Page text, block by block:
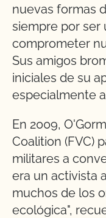
nuevas formas
siempre por ser
comprometer
Sus amigos
iniciales de su
especialmente
En 2009,
Coalition (FVC)
militares a
era un activista
muchos de los
ecológica",